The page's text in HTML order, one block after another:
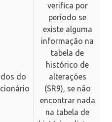
do
verifica por
período se
existe alguma
informação na
tabela de
histórico de
alterações
(SR9), se não
encontrar nada
na tabela de